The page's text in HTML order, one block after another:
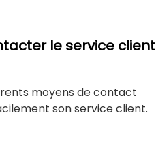
le service client
moyens de contact
son service client.